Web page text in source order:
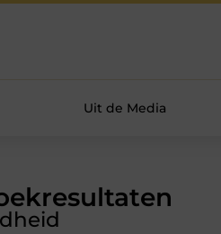
Uit de Media